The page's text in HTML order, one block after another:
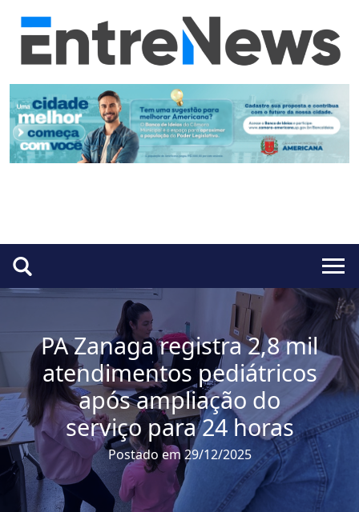
PA Zanaga registra 2,8 mil
atendimentos pediátricos
após ampliação do
serviço para 24 horas
Postado em 29/12/2025